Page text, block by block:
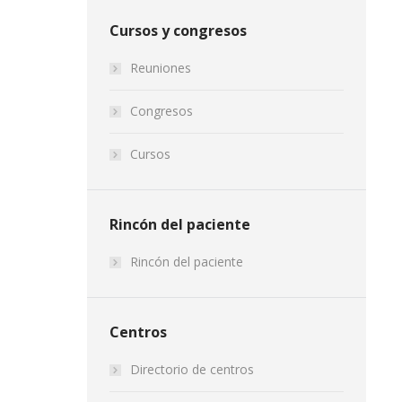
Cursos y congresos
Reuniones
Congresos
Cursos
Rincón del paciente
Rincón del paciente
Centros
Directorio de centros